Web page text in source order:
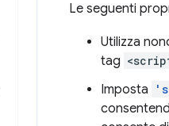
Le seguenti
Utilizza
tag
Imposta